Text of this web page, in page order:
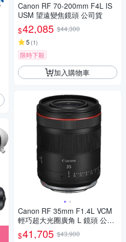
Canon RF 70-200mm F4L IS
USM 望遠變焦鏡頭 公司貨
$42,085 $44,300
5 (1)
限時下殺
加入購物車
Canon RF 35mm F1.4L VCM
輕巧超大光圈廣角 L 鏡頭 公司
$41,705 $43,900